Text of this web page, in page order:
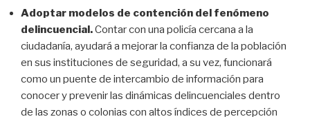
Adoptar modelos de contención del fenómeno
delincuencial.Contar con una policía cercana a la
ciudadanía, ayudará a mejorar la confianza de la población
en sus instituciones de seguridad, a su vez, funcionará
como un puente de intercambio de información para
conocer y prevenir las dinámicas delincuenciales dentro
de las zonas o colonias con altos índices de percepción